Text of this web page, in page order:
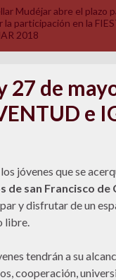
Mudéjar abre el plazo
la participación en la
2018
27 de
e
jóvenes que se
de san Francisco de
y disfrutar de un
libre.
tendrán a su
cooperación,